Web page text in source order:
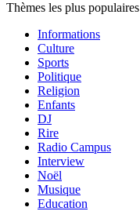
Thèmes les plus populaires
Informations
Culture
Sports
Politique
Religion
Enfants
DJ
Rire
Radio Campus
Interview
Noël
Musique
Education